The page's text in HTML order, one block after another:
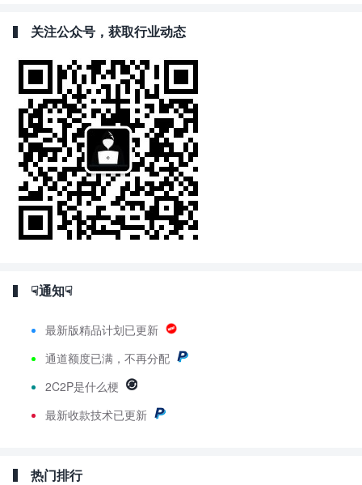
关注公众号，获取行业动态
☟通知☟
最新版精品计划已更新
通道额度已满，不再分配
2C2P是什么梗
最新收款技术已更新
热门排行